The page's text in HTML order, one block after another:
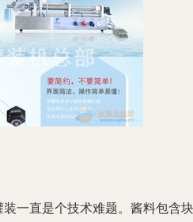
一直是个技术难题。酱料包含块